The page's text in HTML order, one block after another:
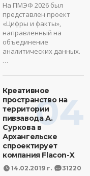
На ПМЭФ 2026 был
представлен проект
«Цифры и факты»,
направленный на
объединение
аналитических данных.
…
04
Креативное
пространство на
территории
пивзавода А.
Суркова в
Архангельске
спроектирует
компания Flacon-X
14.02.2019 г. 31220